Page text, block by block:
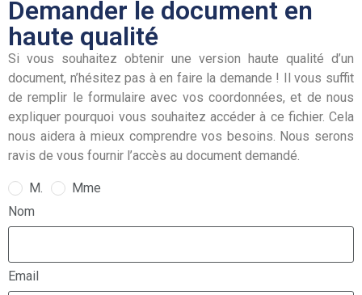
Demander le document en
haute qualité
Si vous souhaitez obtenir une version haute qualité d’un
document, n’hésitez pas à en faire la demande ! Il vous suffit
de remplir le formulaire avec vos coordonnées, et de nous
expliquer pourquoi vous souhaitez accéder à ce fichier. Cela
nous aidera à mieux comprendre vos besoins. Nous serons
ravis de vous fournir l’accès au document demandé.
M.
Mme
Nom
Email